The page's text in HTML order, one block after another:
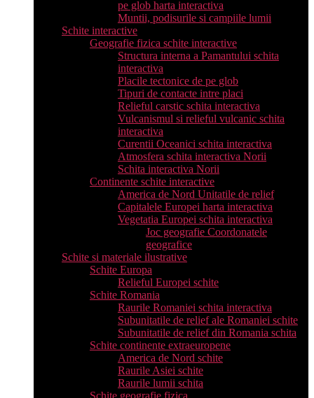
pe glob harta interactiva
Muntii, podisurile si campiile lumii
Schite interactive
Geografie fizica schite interactive
Structura interna a Pamantului schita
interactiva
Placile tectonice de pe glob
Tipuri de contacte intre placi
Relieful carstic schita interactiva
Vulcanismul si relieful vulcanic schita
interactiva
Curentii Oceanici schita interactiva
Atmosfera schita interactiva Norii
Schita interactiva Norii
Continente schite interactive
America de Nord Unitatile de relief
Capitalele Europei harta interactiva
Vegetatia Europei schita interactiva
Joc geografie Coordonatele
geografice
Schite si materiale ilustrative
Schite Europa
Relieful Europei schite
Schite Romania
Raurile Romaniei schita interactiva
Subunitatile de relief ale Romaniei schite
Subunitatile de relief din Romania schita
Schite continente extraeuropene
America de Nord schite
Raurile Asiei schite
Raurile lumii schita
Schite geografie fizica